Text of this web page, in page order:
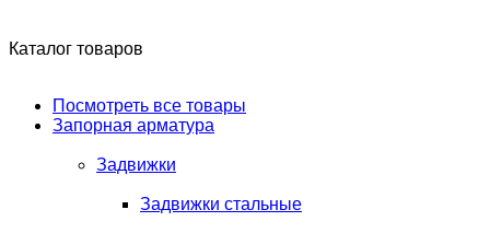
Каталог товаров
Посмотреть все товары
Запорная арматура
Задвижки
Задвижки стальные